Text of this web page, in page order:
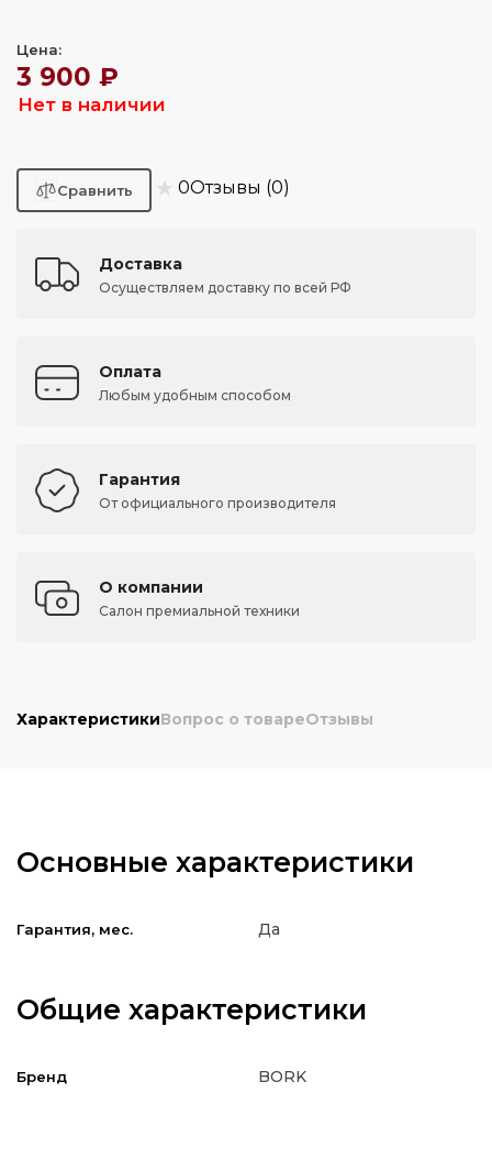
Цена:
3 900 ₽
Нет в наличии
★ 0Отзывы (0)
Доставка
Осуществляем доставку по всей РФ
Оплата
Любым удобным способом
Гарантия
От официального производителя
О компании
Салон премиальной техники
ХарактеристикиВопрос о товареОтзывы
Основные характеристики
Гарантия, мес. Да
Общие характеристики
Бренд BORK